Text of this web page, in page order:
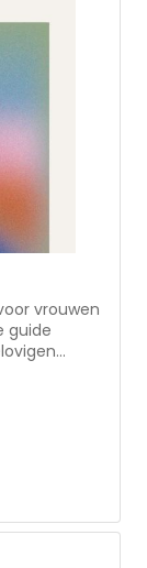
vrouwen
guide
de Bijbel
en
deze
in een
bijbelse
mensen